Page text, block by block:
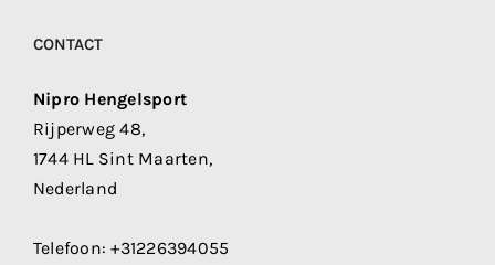
CONTACT
Nipro Hengelsport
Rijperweg 48,
1744 HL Sint Maarten,
Nederland
Telefoon:+31226394055